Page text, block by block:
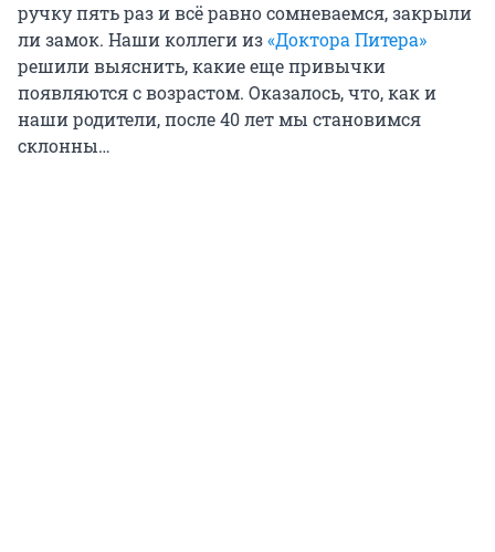
ручку пять раз и всё равно сомневаемся, закрыли
ли замок. Наши коллеги из«Доктора Питера»
решили выяснить, какие еще привычки
появляются с возрастом. Оказалось, что, как и
наши родители, после 40 лет мы становимся
склонны…